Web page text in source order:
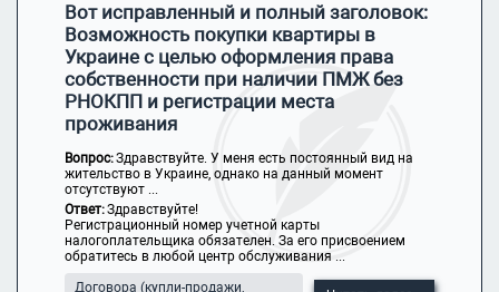
Вот исправленный и полный заголовок:
Возможность покупки квартиры в
Украине с целью оформления права
собственности при наличии ПМЖ без
РНОКПП и регистрации места
проживания
Вопрос:Здравствуйте. У меня есть постоянный вид на
жительство в Украине, однако на данный момент
отсутствуют ...
Ответ:Здравствуйте!
Регистрационный номер учетной карты
налогоплательщика обязателен. За его присвоением
обратитесь в любой центр обслуживания ...
Договора (купли-продажи,